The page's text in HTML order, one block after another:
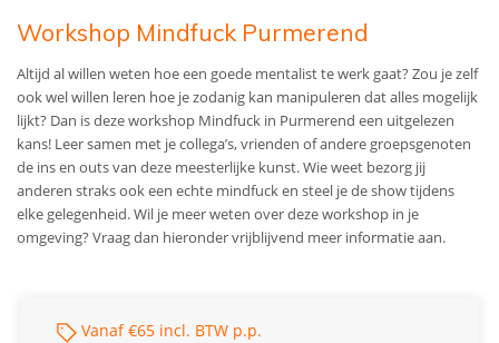
Workshop Mindfuck Purmerend
Altijd al willen weten hoe een goede mentalist te werk gaat? Zou je zelf
ook wel willen leren hoe je zodanig kan manipuleren dat alles mogelijk
lijkt? Dan is deze workshop Mindfuck in Purmerend een uitgelezen
kans! Leer samen met je collega’s, vrienden of andere groepsgenoten
de ins en outs van deze meesterlijke kunst. Wie weet bezorg jij
anderen straks ook een echte mindfuck en steel je de show tijdens
elke gelegenheid. Wil je meer weten over deze workshop in je
omgeving? Vraag dan hieronder vrijblijvend meer informatie aan.
Vanaf €65 incl. BTW p.p.